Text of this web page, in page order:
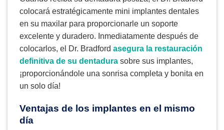
colocará estratégicamente mini implantes dentales
en su maxilar para proporcionarle un soporte
excelente y duradero. Inmediatamente después de
colocarlos, el Dr. Bradford asegura la restauración
definitiva de su dentadura sobre sus implantes,
¡proporcionándole una sonrisa completa y bonita en
un solo día!
Ventajas de los implantes en el mismo
día